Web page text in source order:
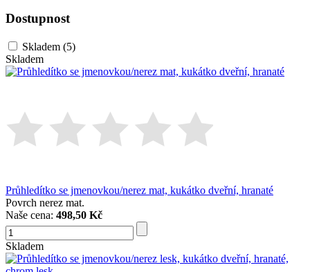
Dostupnost
Skladem (5)
Skladem
Průhledítko se jmenovkou/nerez mat, kukátko dveřní, hranaté
Povrch nerez mat.
Naše cena: 498,50 Kč
Skladem